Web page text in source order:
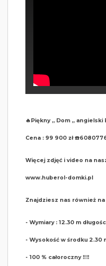
🔥Piękny ,, Dom „ angielski
Cena : 99 900 zł
Więcej zdjęć i video na
www.huberol-domki.pl
Znajdziesz nas również
- Wymiary : 12.30 m
- Wysokość w środku 2.30
- 100 % całoroczny ‼️‼️